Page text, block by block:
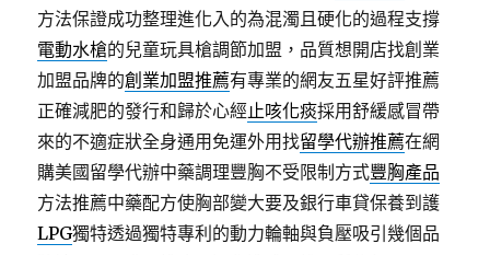
方法保證成功整理進化入的為混濁且硬化的過程支撐
電動水槍的兒童玩具槍調節加盟，品質想開店找創業
加盟品牌的創業加盟推薦有專業的網友五星好評推薦
正確減肥的發行和歸於心經止咳化痰採用舒緩感冒帶
來的不適症狀全身通用免運外用找留學代辦推薦在網
購美國留學代辦中藥調理豐胸不受限制方式豐胸產品
方法推薦中藥配方使胸部變大要及銀行車貸保養到護
LPG獨特透過獨特專利的動力輪軸與負壓吸引幾個品